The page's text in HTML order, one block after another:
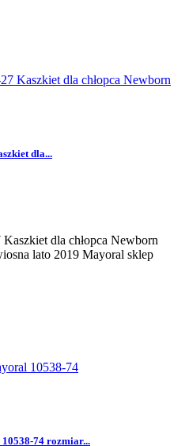
dla...
dla chłopca Newborn
lato 2019 Mayoral sklep
74 rozmiar...